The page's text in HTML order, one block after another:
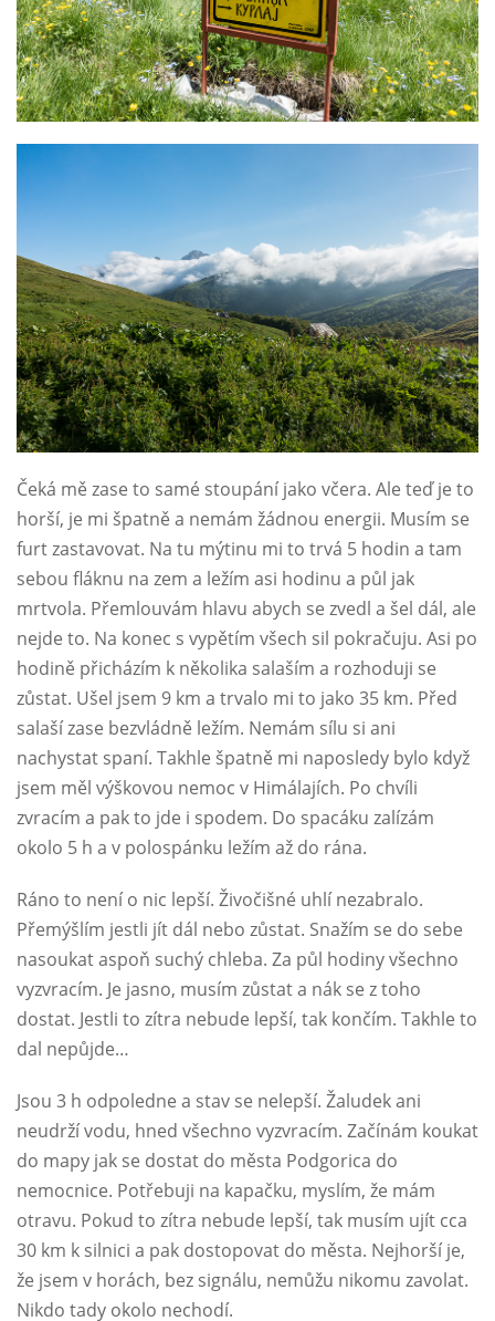
Čeká mě zase to samé stoupání jako včera. Ale teď je to
horší, je mi špatně a nemám žádnou energii. Musím se
furt zastavovat. Na tu mýtinu mi to trvá 5 hodin a tam
sebou fláknu na zem a ležím asi hodinu a půl jak
mrtvola. Přemlouvám hlavu abych se zvedl a šel dál, ale
nejde to. Na konec s vypětím všech sil pokračuju. Asi po
hodině přicházím k několika salaším a rozhoduji se
zůstat. Ušel jsem 9 km a trvalo mi to jako 35 km. Před
salaší zase bezvládně ležím. Nemám sílu si ani
nachystat spaní. Takhle špatně mi naposledy bylo když
jsem měl výškovou nemoc v Himálajích. Po chvíli
zvracím a pak to jde i spodem. Do spacáku zalízám
okolo 5 h a v polospánku ležím až do rána.
Ráno to není o nic lepší. Živočišné uhlí nezabralo.
Přemýšlím jestli jít dál nebo zůstat. Snažím se do sebe
nasoukat aspoň suchý chleba. Za půl hodiny všechno
vyzvracím. Je jasno, musím zůstat a nák se z toho
dostat. Jestli to zítra nebude lepší, tak končím. Takhle to
dal nepůjde…
Jsou 3 h odpoledne a stav se nelepší. Žaludek ani
neudrží vodu, hned všechno vyzvracím. Začínám koukat
do mapy jak se dostat do města Podgorica do
nemocnice. Potřebuji na kapačku, myslím, že mám
otravu. Pokud to zítra nebude lepší, tak musím ujít cca
30 km k silnici a pak dostopovat do města. Nejhorší je,
že jsem v horách, bez signálu, nemůžu nikomu zavolat.
Nikdo tady okolo nechodí.